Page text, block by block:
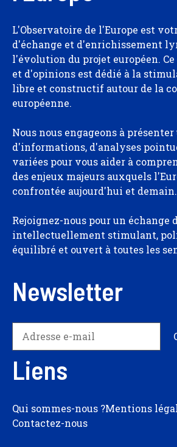
L'Observatoire de l'Europe est
d'échange et d'enrichissement
l'évolution du projet européen.
et d'opinions est dédié à la
libre et constructif autour de la
européenne.
Nous nous engageons à
d'informations, d'analyses
variées pour vous aider à
des enjeux majeurs auxquels
confrontée aujourd'hui et demain.
Rejoignez-nous pour un échange
intellectuellement stimulant,
équilibré et ouvert à toutes les
Newsletter
Liens
Qui sommes-nous ?Mentions
Contactez-nous